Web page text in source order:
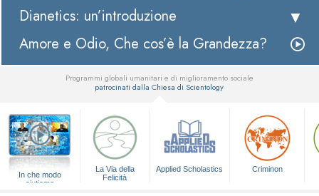
Dianetics: un’introduzione
Amore e Odio, Che cos’è la Grandezza?
Programmi globali umanitari e di miglioramento sociale
patrocinati dalla Chiesa di Scientology
In che modo
aiutiamo
La Via della
Felicità
Applied Scholastics Criminon